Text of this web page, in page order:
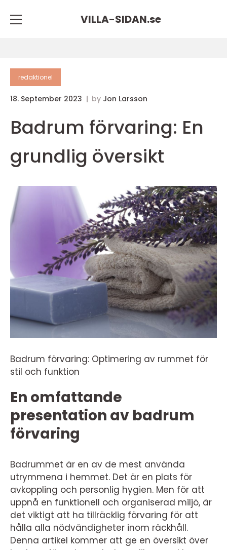
VILLA-SIDAN.se
redaktionel
18. September 2023 by Jon Larsson
Badrum förvaring: En
grundlig översikt
Badrum förvaring: Optimering av rummet för
stil och funktion
En omfattande
presentation av badrum
förvaring
Badrummet är en av de mest använda
utrymmena i hemmet. Det är en plats för
avkoppling och personlig hygien. Men för att
uppnå en funktionell och organiserad miljö, är
det viktigt att ha tillräcklig förvaring för att
hålla alla nödvändigheter inom räckhåll.
Denna artikel kommer att ge en översikt över